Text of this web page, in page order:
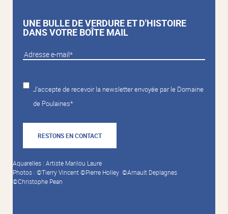
UNE BULLE DE VERDURE ET D'HISTOIRE
DANS VOTRE BOÎTE MAIL
J'accepte de recevoir la newsletter envoyée par le Domaine
de Poulaines*
RESTONS EN CONTACT
Aquarelles : Artiste Marilou Laure
Photos : ©Tierry Vincent ©Pierre Holley ©Arnault Deplagnes
©Christophe Pean